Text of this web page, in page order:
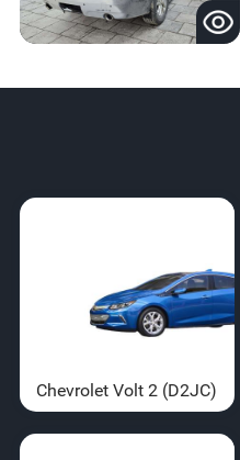
Chevrolet Volt 2 (D2JC)